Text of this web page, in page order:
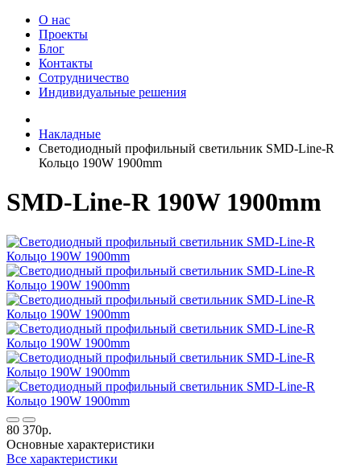
О нас
Проекты
Блог
Контакты
Сотрудничество
Индивидуальные решения
Накладные
Светодиодный профильный светильник SMD-Line-R
Кольцо 190W 1900mm
SMD-Line-R 190W 1900mm
80 370р.
Основные характеристики
Все характеристики